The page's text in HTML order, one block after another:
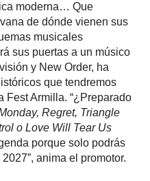
moderna… Que
de dónde vienen sus
musicales
sus puertas a un músico
y New Order, ha
que tendremos
Fest Armilla. “¿Preparado
Regret, Triangle
o Love Will Tear Us
porque solo podrás
anima el promotor.